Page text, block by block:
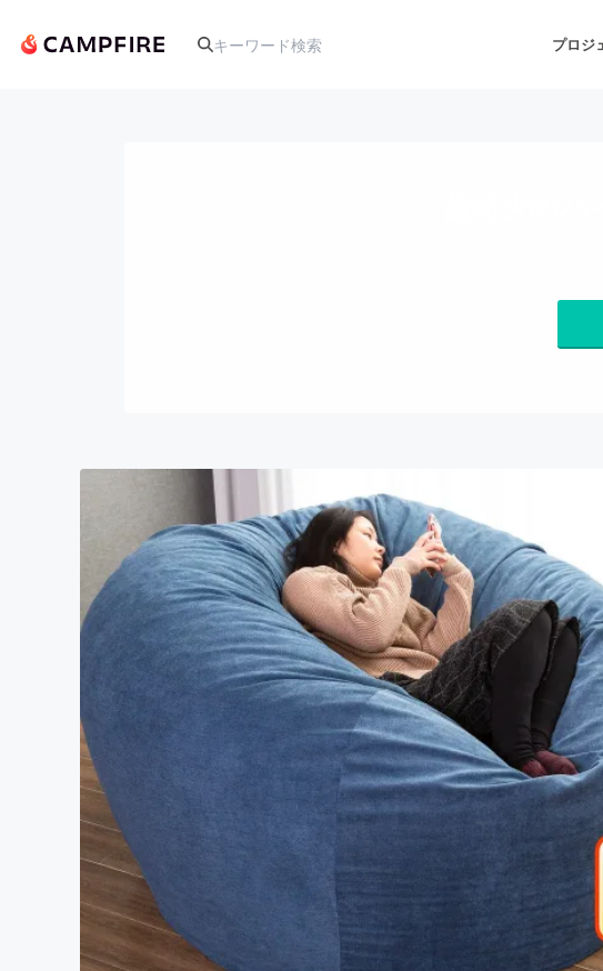
プロジ
まちづくり・地域活性化